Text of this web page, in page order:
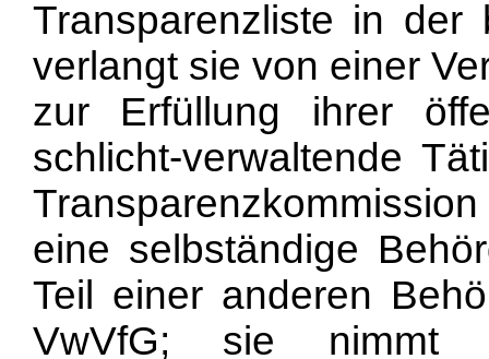
Transparenzliste in der
verlangt sie von einer
zur Erfüllung ihrer
schlicht-verwaltende
eine selbständige
Teil einer anderen
VwVfG; sie nimmt